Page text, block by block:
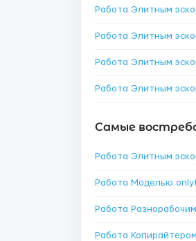
Работа Элитным
Работа Элитным
Работа Элитным
Работа Элитным
Самые
Работа Элитным
Работа Моделью
Работа
Работа